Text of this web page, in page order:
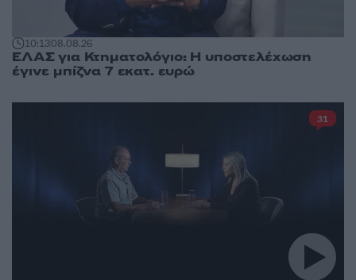
10:1308.08.26
ΕΛΑΣ για Κτηματολόγιο: Η υποστελέχωση
έγινε μπίζνα 7 εκατ. ευρώ
31